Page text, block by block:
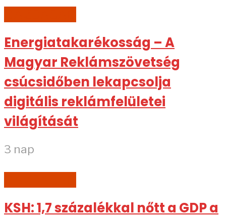
Energiatakarékosság – A
Magyar Reklámszövetség
csúcsidőben lekapcsolja
digitális reklámfelületei
világítását
3 nap
KSH: 1,7 százalékkal nőtt a GDP a